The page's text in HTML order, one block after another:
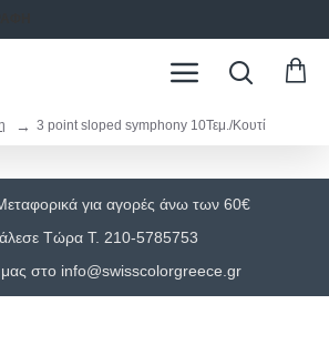
3 point sloped symphony 10Τεμ./Κουτί
για αγορές άνω των 60€
Τώρα Τ. 210-5785753
στο info@swisscolorgreece.gr